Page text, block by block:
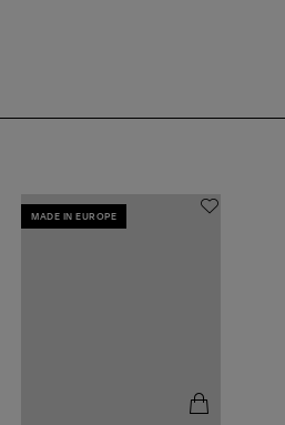
MADE IN EUROPE